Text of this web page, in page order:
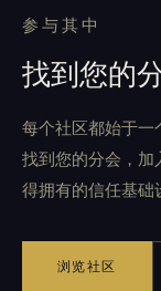
参与其中
找到您的
每个社区都始于一
找到您的分会，加
得拥有的信任基础
浏览社区